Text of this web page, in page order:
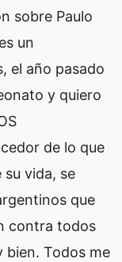
sobre Paulo
un
el año pasado
y quiero
de lo que
vida, se
que
contra todos
bien. Todos me